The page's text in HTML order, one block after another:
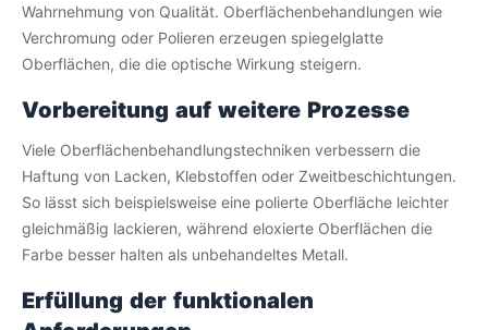
Wahrnehmung von Qualität. Oberflächenbehandlungen wie
Verchromung oder Polieren erzeugen spiegelglatte
Oberflächen, die die optische Wirkung steigern.
Vorbereitung auf weitere Prozesse
Viele Oberflächenbehandlungstechniken verbessern die
Haftung von Lacken, Klebstoffen oder Zweitbeschichtungen.
So lässt sich beispielsweise eine polierte Oberfläche leichter
gleichmäßig lackieren, während eloxierte Oberflächen die
Farbe besser halten als unbehandeltes Metall.
Erfüllung der funktionalen